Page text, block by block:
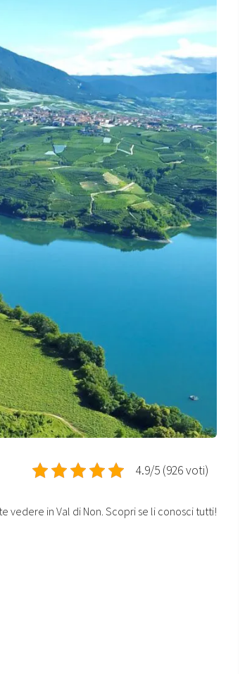
4.9/5 (926 voti)
vedere in Val di Non. Scopri se li conosci tutti!